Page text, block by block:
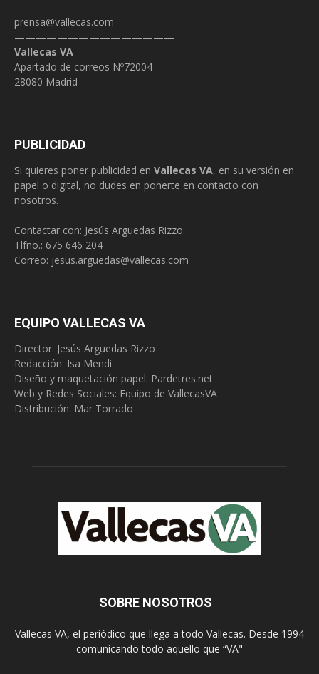
prensa@vallecas.com
———————————————
Vallecas VA
Apartado de correos Nº72004
28080 Madrid
PUBLICIDAD
Si quieres poner publicidad en Vallecas VA, en su versión en
papel o digital, no dudes en ponerte en contacto con
nosotros.
Contactar con: Jesús Arguedas Rizzo
Tlfno.: 675 646 204
Correo: jesus.arguedas@vallecas.com
EQUIPO VALLECAS VA
Director: Jesús Arguedas Rizzo
Redacción: Isa Mendi
Diseño y maquetación papel: Pardetres.net
Web y Redes Sociales: Equipo de VallecasVA
Distribución: Mar Torrado
SOBRE NOSOTROS
Vallecas VA, el periódico que llega a todo Vallecas. Desde 1994
comunicando todo aquello que “VA"